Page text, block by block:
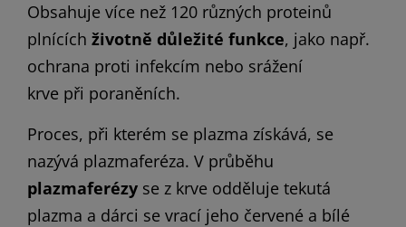
Obsahuje více než 120 různých proteinů
plnících životně důležité funkce, jako např.
ochrana proti infekcím nebo srážení
krve při poraněních.
Proces, při kterém se plazma získává, se
nazývá plazmaferéza. V průběhu
plazmaferézy se z krve odděluje tekutá
plazma a dárci se vrací jeho červené a bílé